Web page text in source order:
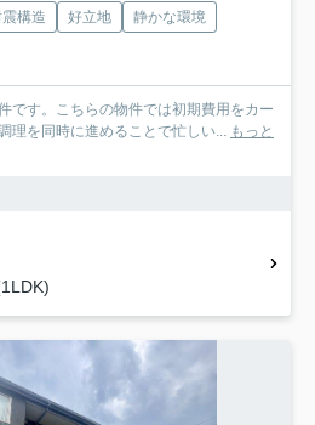
構造 好立地
静かな環境
です。こちらの物件では初期費用をカー
理を同時に進めることで忙しい... もっと